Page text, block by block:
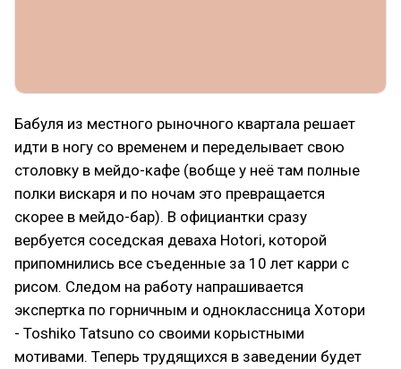
Бабуля из местного рыночного квартала решает
идти в ногу со временем и переделывает свою
столовку в мейдо-кафе (вобще у неё там полные
полки вискаря и по ночам это превращается
скорее в мейдо-бар). В официантки сразу
вербуется соседская деваха Hotori, которой
припомнились все съеденные за 10 лет карри с
рисом. Следом на работу напрашивается
экспертка по горничным и одноклассница Хотори
- Toshiko Tatsuno со своими корыстными
мотивами. Теперь трудящихся в заведении будет